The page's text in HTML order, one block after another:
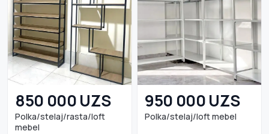
850 000 UZS
Polka/stelaj/rasta/loft
mebel
950 000 UZS
Polka/stelaj/loft mebel